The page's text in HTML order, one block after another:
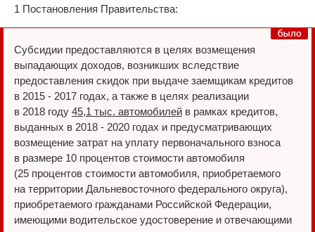
1 Постановления Правительства:
Субсидии предоставляются в целях возмещения
выпадающих доходов, возникших вследствие
предоставления скидок при выдаче заемщикам кредитов
в 2015 - 2017 годах, а также в целях реализации
в 2018 году 45,1 тыс. автомобилей в рамках кредитов,
выданных в 2018 - 2020 годах и предусматривающих
возмещение затрат на уплату первоначального взноса
в размере 10 процентов стоимости автомобиля
(25 процентов стоимости автомобиля, приобретаемого
на территории Дальневосточного федерального округа),
приобретаемого гражданами Российской Федерации,
имеющими водительское удостоверение и отвечающими